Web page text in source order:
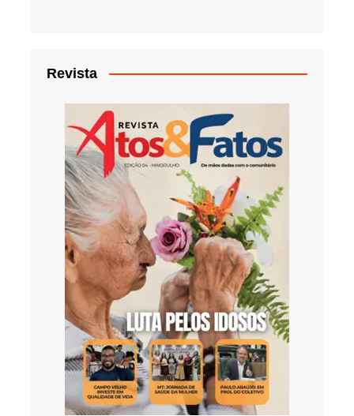
Revista